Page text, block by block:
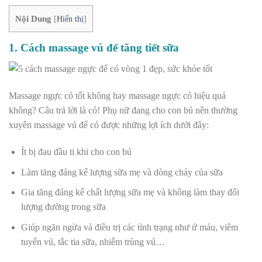
Nội Dung [Hiển thị]
1. Cách massage vú để tăng tiết sữa
Massage ngực có tốt không hay massage ngực có hiệu quả
không? Câu trả lời là có! Phụ nữ đang cho con bú nên thường
xuyên massage vú để có được những lợi ích dưới đây:
Ít bị đau đầu ti khi cho con bú
Làm tăng đáng kể lượng sữa mẹ và dòng chảy của sữa
Gia tăng đáng kể chất lượng sữa mẹ và không làm thay đổi
lượng đường trong sữa
Giúp ngăn ngừa và điều trị các tình trạng như ứ máu, viêm
tuyến vú, tắc tia sữa, nhiễm trùng vú…